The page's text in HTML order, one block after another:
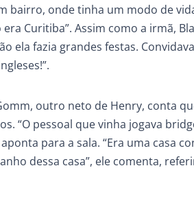
bairro, onde tinha um modo de
Curitiba”. Assim como a irmã,
ela fazia grandes festas.
outro neto de Henry, conta
“O pessoal que vinha jogava
para a sala. “Era uma casa
dessa casa”, ele comenta,